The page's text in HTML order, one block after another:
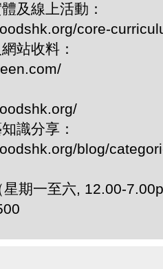
及線上活動：
core-
站收料：
識分享：
blog/
期一至六, 12.00-